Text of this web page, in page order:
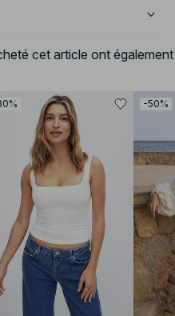
cet article ont également
-50%